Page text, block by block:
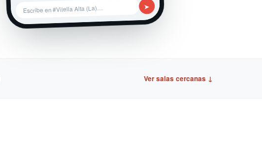
Escribe en #Vilella Alta (La)… ➤
Ver salas cercanas ↓